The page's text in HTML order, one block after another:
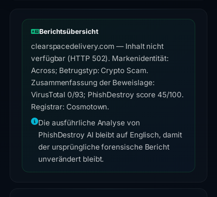
Berichtsübersicht
clearspacedelivery.com — Inhalt nicht
verfügbar (HTTP 502). Markenidentität:
Across; Betrugstyp: Crypto Scam.
Zusammenfassung der Beweislage:
VirusTotal 0/93; PhishDestroy score 45/100.
Registrar: Cosmotown.
Die ausführliche Analyse von
PhishDestroy AI bleibt auf Englisch, damit
der ursprüngliche forensische Bericht
unverändert bleibt.